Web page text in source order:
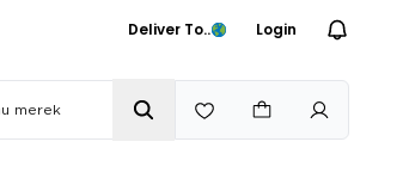
Deliver To.. Login